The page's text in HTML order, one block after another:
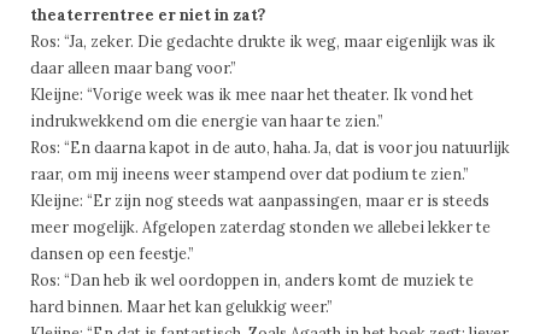
theaterrentree er niet in zat?
Ros: “Ja, zeker. Die gedachte drukte ik weg, maar eigenlijk was ik
daar alleen maar bang voor.”
Kleijne: “Vorige week was ik mee naar het theater. Ik vond het
indrukwekkend om die energie van haar te zien.”
Ros: “En daarna kapot in de auto, haha. Ja, dat is voor jou natuurlijk
raar, om mij ineens weer stampend over dat podium te zien.”
Kleijne: “Er zijn nog steeds wat aanpassingen, maar er is steeds
meer mogelijk. Afgelopen zaterdag stonden we allebei lekker te
dansen op een feestje.”
Ros: “Dan heb ik wel oordoppen in, anders komt de muziek te
hard binnen. Maar het kan gelukkig weer.”